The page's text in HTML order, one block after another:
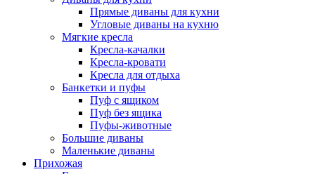
Прямые диваны для кухни
Угловые диваны на кухню
Мягкие кресла
Кресла-качалки
Кресла-кровати
Кресла для отдыха
Банкетки и пуфы
Пуф с ящиком
Пуф без ящика
Пуфы-животные
Большие диваны
Маленькие диваны
Прихожая